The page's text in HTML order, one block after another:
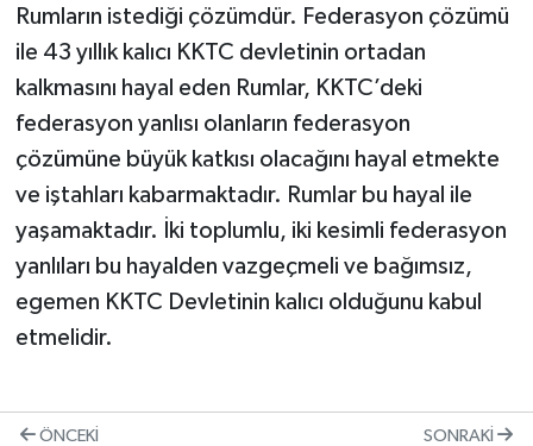
Rumların istediği çözümdür. Federasyon çözümü
ile 43 yıllık kalıcı KKTC devletinin ortadan
kalkmasını hayal eden Rumlar, KKTC’deki
federasyon yanlısı olanların federasyon
çözümüne büyük katkısı olacağını hayal etmekte
ve iştahları kabarmaktadır. Rumlar bu hayal ile
yaşamaktadır. İki toplumlu, iki kesimli federasyon
yanlıları bu hayalden vazgeçmeli ve bağımsız,
egemen KKTC Devletinin kalıcı olduğunu kabul
etmelidir.
ÖNCEKI SONRAKI